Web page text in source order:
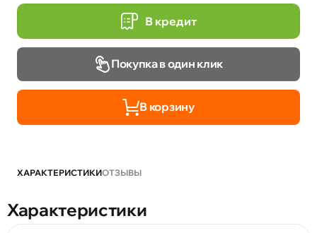
В кредит
Покупка в один клик
В корзину
ХАРАКТЕРИСТИКИОТЗЫВЫ
Характеристики